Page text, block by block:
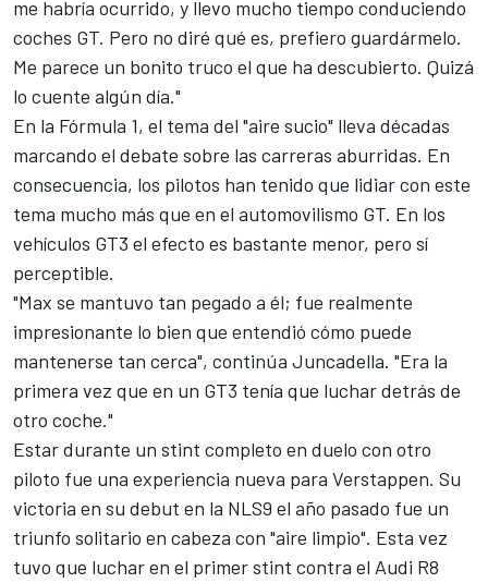
me habría ocurrido, y llevo mucho tiempo conduciendo
coches GT. Pero no diré qué es, prefiero guardármelo.
Me parece un bonito truco el que ha descubierto. Quizá
lo cuente algún día."
En la Fórmula 1, el tema del "aire sucio" lleva décadas
marcando el debate sobre las carreras aburridas. En
consecuencia, los pilotos han tenido que lidiar con este
tema mucho más que en el automovilismo GT. En los
vehículos GT3 el efecto es bastante menor, pero sí
perceptible.
"Max se mantuvo tan pegado a él; fue realmente
impresionante lo bien que entendió cómo puede
mantenerse tan cerca", continúa Juncadella. "Era la
primera vez que en un GT3 tenía que luchar detrás de
otro coche."
Estar durante un stint completo en duelo con otro
piloto fue una experiencia nueva para Verstappen. Su
victoria en su debut en la NLS9 el año pasado fue un
triunfo solitario en cabeza con "aire limpio". Esta vez
tuvo que luchar en el primer stint contra el Audi R8